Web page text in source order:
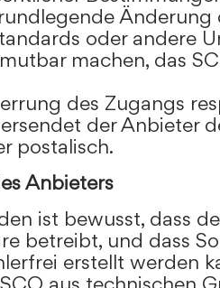
Änderung
oder andere
machen, das
des Zugangs
der Anbieter
postalisch.
Anbieters
ist bewusst, dass
betreibt, und dass
erstellt werden
aus technischen